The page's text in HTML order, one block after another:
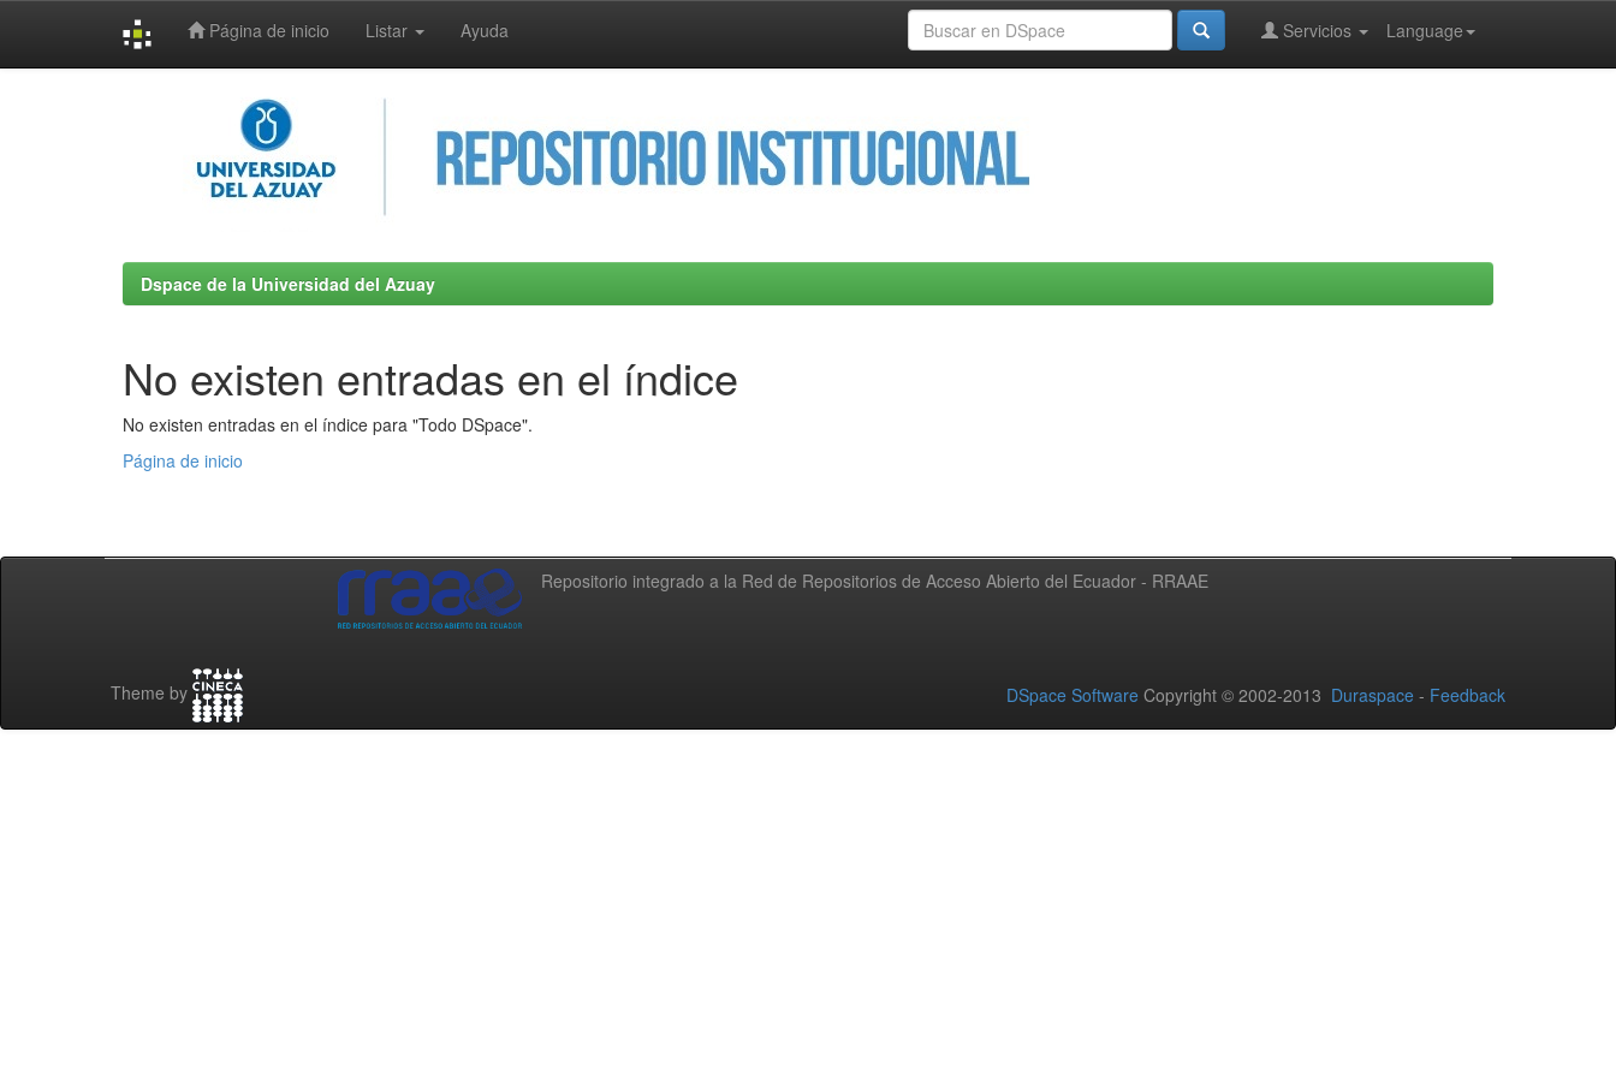
Página de inicio Listar Ayuda Language
Servicios
Dspace de la Universidad del Azuay
No existen entradas en el índice
No existen entradas en el índice para "Todo DSpace".
Página de inicio
Repositorio integrado a la Red de Repositorios de Acceso Abierto del Ecuador - RRAAE
Theme by DSpace Software Copyright © 2002-2013 Duraspace - Feedback